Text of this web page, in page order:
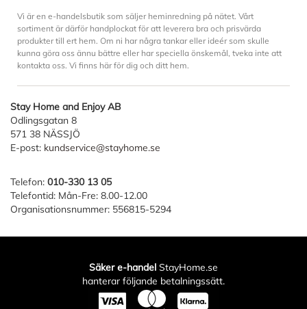
Vi är en e-handelsbutik som säljer heminredning på nätet. Vårt
sortiment är därför handplockat för att leverera bra och prisvärda
produkter till ert hem. Om ni har några tankar eller ideér som skulle
kunna göra oss ännu bättre eller har speciella önskemål, tveka inte att
kontakta oss. Vi finns här för dig och ditt hem.
Stay Home and Enjoy AB
Odlingsgatan 8
571 38 NÄSSJÖ
E-post: kundservice@stayhome.se
Telefon: 010-330 13 05
Telefontid: Mån-Fre: 8.00-12.00
Organisationsnummer: 556815-5294
Säker e-handel StayHome.se
hanterar följande betalningssätt.